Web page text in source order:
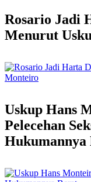
Rosario Jadi
Menurut
Uskup Hans
Pelecehan
Hukumannya